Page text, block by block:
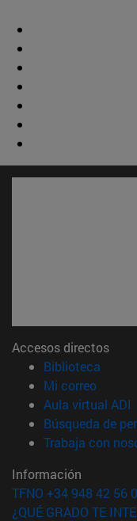
Accesos directos
Biblioteca
Mi correo(abre
Aula virtual ADI
Búsqueda de
Trabaja con
Información
TFNO +34 948 42 56
¿QUÉ GRADO TE